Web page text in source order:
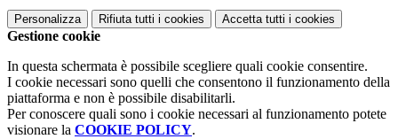
Personalizza Rifiuta tutti i cookies Accetta tutti i cookies
Gestione cookie
In questa schermata è possibile scegliere quali cookie consentire.
I cookie necessari sono quelli che consentono il funzionamento della
piattaforma e non è possibile disabilitarli.
Per conoscere quali sono i cookie necessari al funzionamento potete
visionare la COOKIE POLICY.